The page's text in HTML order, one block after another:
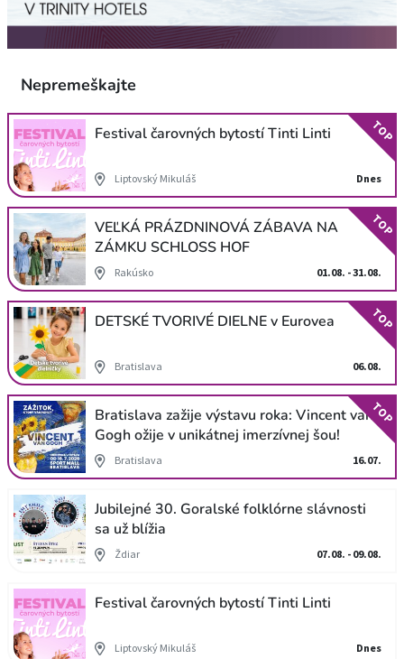
Nepremeškajte
Festival čarovných bytostí Tinti Linti
Liptovský Mikuláš Dnes
TOP
VEĽKÁ PRÁZDNINOVÁ ZÁBAVA NA
ZÁMKU SCHLOSS HOF
Rakúsko 01.08. - 31.08.
TOP
DETSKÉ TVORIVÉ DIELNE v Eurovea
Bratislava 06.08.
TOP
Bratislava zažije výstavu roka: Vincent van
Gogh ožije v unikátnej imerzívnej šou!
Bratislava 16.07.
TOP
Jubilejné 30. Goralské folklórne slávnosti
sa už blížia
Ždiar 07.08. - 09.08.
Festival čarovných bytostí Tinti Linti
Liptovský Mikuláš Dnes